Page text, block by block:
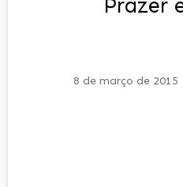
Prazer
8 de março de 2015